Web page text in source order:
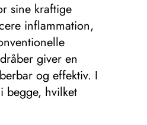
sine kraftige
inflammation,
giver en
og effektiv. I
begge, hvilket